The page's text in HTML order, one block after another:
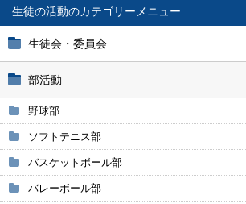
生徒の活動
生徒会・委員会
部活動
野球部
ソフトテニス部
バスケットボール部
バレーボール部